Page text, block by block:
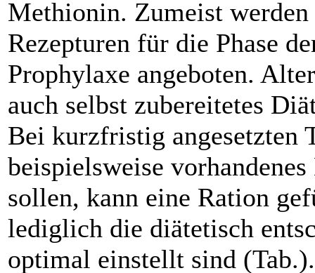
Methionin. Zumeist
Rezepturen für die Phase
Prophylaxe angeboten.
auch selbst zubereitetes
Bei kurzfristig angesetzten
beispielsweise
sollen, kann eine Ration
lediglich die diätetisch
optimal einstellt sind